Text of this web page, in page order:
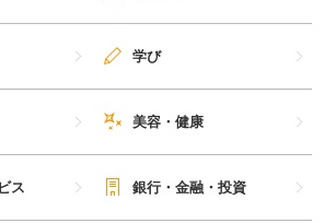
学び
美容・健康
ス 銀行・金融・投資